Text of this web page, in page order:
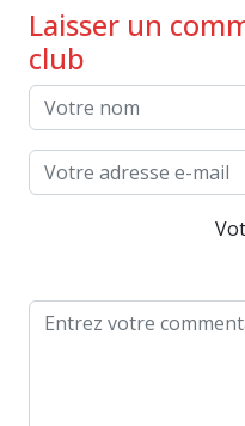
Laisser un
club